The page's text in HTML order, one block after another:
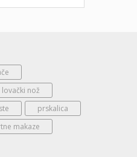
lovački nož
prskalica
makaze